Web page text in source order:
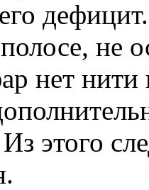
не
нет нити
этого